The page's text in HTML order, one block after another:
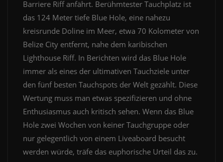
Barriere Riff anfährt. Berühmtester Tauchplatz ist
das 124 Meter tiefe Blue Hole, eine nahezu
kreisrunde Doline im Meer, etwa 70 Kolometer von
Belize City entfernt, nahe dem karibischen
Lighthouse Riff. In Berichten wird das Blue Hole
immer als eines der ultimativen Tauchziele unter
den fünf besten Tauchspots der Welt gezählt. Diese
Wertung muss man etwas spezifizieren und ohne
Enthusiasmus auch kritisch sehen. Wenn das Blue
Hole zwei Wochen von keiner Tauchgruppe oder
nur gelegentlich von einem Liveaboard besucht
werden würde, träfe das euphorische Urteil das zu.